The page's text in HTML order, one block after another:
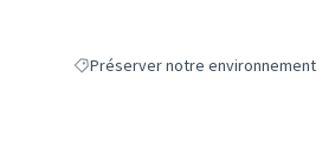
Filtrer les résultats de la catégorie
Préserver notre environnement